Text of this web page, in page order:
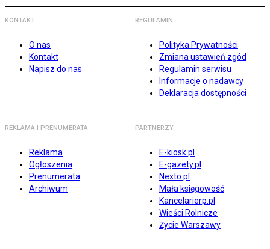
KONTAKT
O nas
Kontakt
Napisz do nas
REGULAMIN
Polityka Prywatności
Zmiana ustawień zgód
Regulamin serwisu
Informacje o nadawcy
Deklaracja dostępności
REKLAMA I PRENUMERATA
Reklama
Ogłoszenia
Prenumerata
Archiwum
PARTNERZY
E-kiosk.pl
E-gazety.pl
Nexto.pl
Mała księgowość
Kancelarierp.pl
Wieści Rolnicze
Życie Warszawy